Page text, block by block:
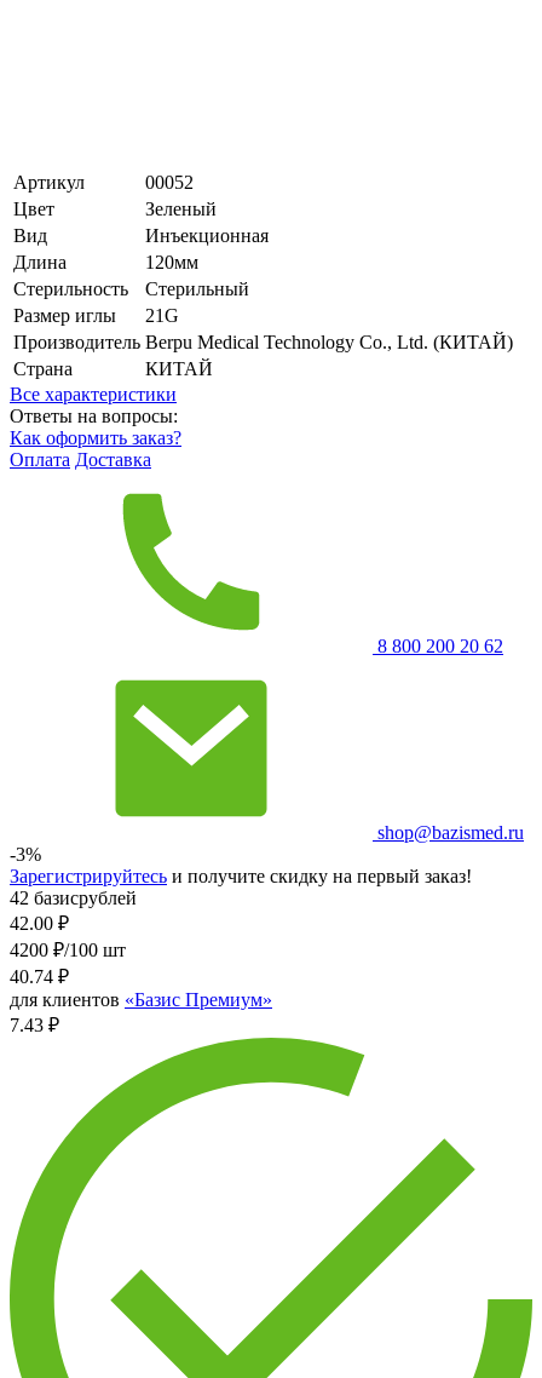
Артикул
00052
Цвет
Зеленый
Вид
Инъекционная
Длина
120мм
Стерильность
Стерильный
Размер иглы
21G
Производитель Berpu Medical Technology Co., Ltd. (КИТАЙ)
Страна
КИТАЙ
Все характеристики
Ответы на вопросы:
Как оформить заказ?
Оплата Доставка
8 800 200 20 62
shop@bazismed.ru
-3%
Зарегистрируйтесь и получите скидку на первый заказ!
42 базисрублей
42.00 ₽
4200 ₽/100 шт
40.74 ₽
для клиентов «Базис Премиум»
7.43 ₽